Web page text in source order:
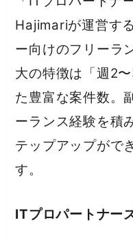
Hajimariが運営す
ー向けのフリーラ
大の特徴は「週2
た豊富な案件数。
ーランス経験を積
テップアップがで
す。
ITプロパートナー